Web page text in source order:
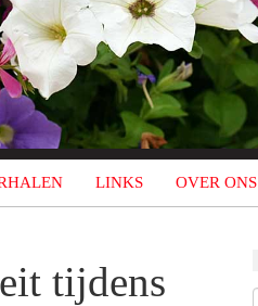
LINKS OVER ONS
tijdens